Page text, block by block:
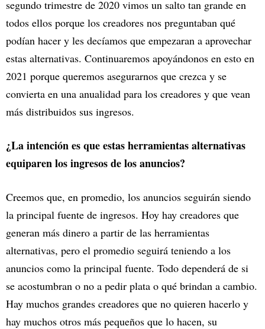
segundo trimestre de 2020 vimos un salto tan grande en
todos ellos porque los creadores nos preguntaban qué
podían hacer y les decíamos que empezaran a aprovechar
estas alternativas. Continuaremos apoyándonos en esto en
2021 porque queremos asegurarnos que crezca y se
convierta en una anualidad para los creadores y que vean
más distribuidos sus ingresos.
¿La intención es que estas herramientas alternativas
equiparen los ingresos de los anuncios?
Creemos que, en promedio, los anuncios seguirán siendo
la principal fuente de ingresos. Hoy hay creadores que
generan más dinero a partir de las herramientas
alternativas, pero el promedio seguirá teniendo a los
anuncios como la principal fuente. Todo dependerá de si
se acostumbran o no a pedir plata o qué brindan a cambio.
Hay muchos grandes creadores que no quieren hacerlo y
hay muchos otros más pequeños que lo hacen, su